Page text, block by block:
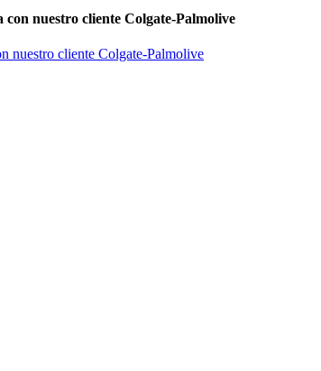
nuestro cliente Colgate-Palmolive
nuestro cliente Colgate-Palmolive